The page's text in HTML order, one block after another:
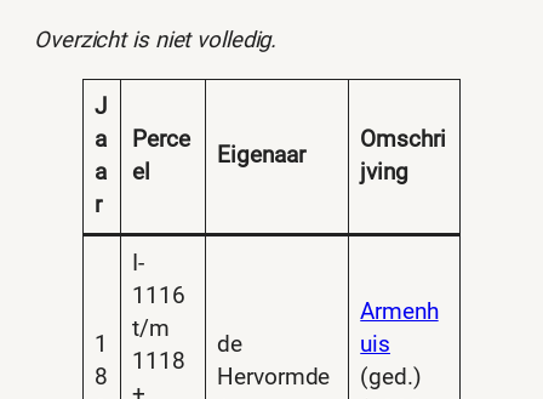
Overzicht is niet volledig.
J
a
a
r
Perce
el
Eigenaar
Omschri
jving
1
8
I-
1116
t/m
1118
de
Hervormde
Armenh
uis
(ged.)